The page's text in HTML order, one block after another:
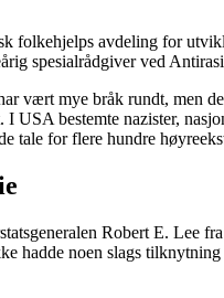
folkehjelps avdeling for
spesialrådgiver ved
vært mye bråk rundt, men
USA bestemte nazister,
for flere hundre
Robert E. Lee
hadde noen slags